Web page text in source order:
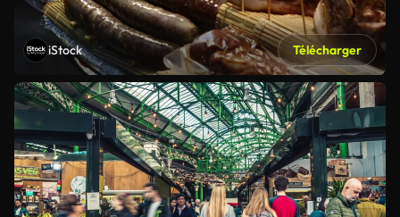
iStock Télécharger